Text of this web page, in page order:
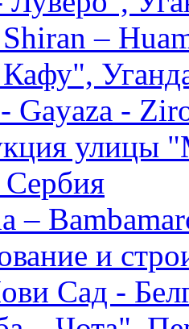
–
Gayaza -
улицы
Сербия
–
и
Сад -